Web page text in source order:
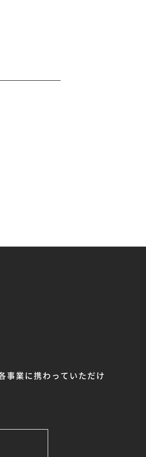
事業に携わっていただけ